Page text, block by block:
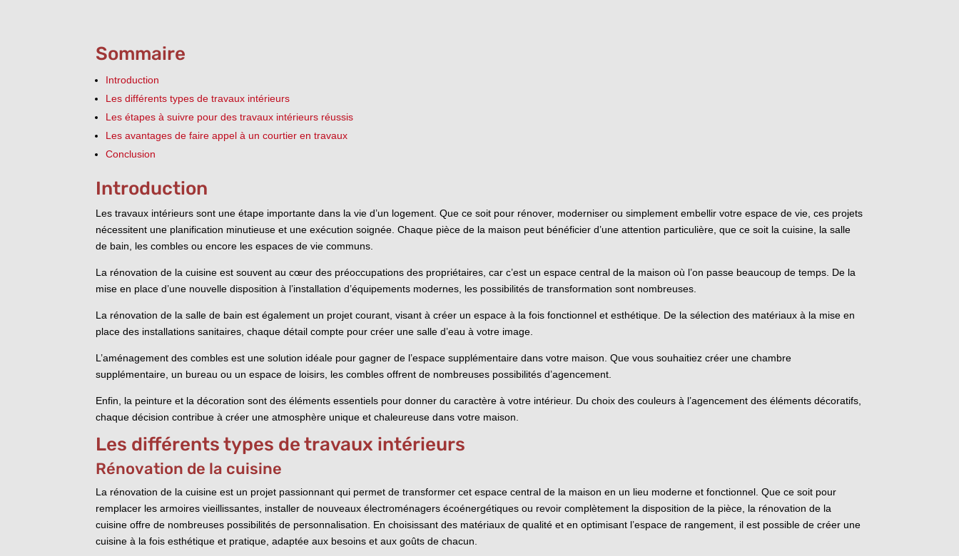
Sommaire
Introduction
Les différents types de travaux intérieurs
Les étapes à suivre pour des travaux intérieurs réussis
Les avantages de faire appel à un courtier en travaux
Conclusion
Introduction
Les travaux intérieurs sont une étape importante dans la vie d’un logement. Que ce soit pour rénover, moderniser ou simplement embellir votre espace de vie, ces projets
nécessitent une planification minutieuse et une exécution soignée. Chaque pièce de la maison peut bénéficier d’une attention particulière, que ce soit la cuisine, la salle
de bain, les combles ou encore les espaces de vie communs.
La rénovation de la cuisine est souvent au cœur des préoccupations des propriétaires, car c’est un espace central de la maison où l’on passe beaucoup de temps. De la
mise en place d’une nouvelle disposition à l’installation d’équipements modernes, les possibilités de transformation sont nombreuses.
La rénovation de la salle de bain est également un projet courant, visant à créer un espace à la fois fonctionnel et esthétique. De la sélection des matériaux à la mise en
place des installations sanitaires, chaque détail compte pour créer une salle d’eau à votre image.
L’aménagement des combles est une solution idéale pour gagner de l’espace supplémentaire dans votre maison. Que vous souhaitiez créer une chambre
supplémentaire, un bureau ou un espace de loisirs, les combles offrent de nombreuses possibilités d’agencement.
Enfin, la peinture et la décoration sont des éléments essentiels pour donner du caractère à votre intérieur. Du choix des couleurs à l’agencement des éléments décoratifs,
chaque décision contribue à créer une atmosphère unique et chaleureuse dans votre maison.
Les différents types de travaux intérieurs
Rénovation de la cuisine
La rénovation de la cuisine est un projet passionnant qui permet de transformer cet espace central de la maison en un lieu moderne et fonctionnel. Que ce soit pour
remplacer les armoires vieillissantes, installer de nouveaux électroménagers écoénergétiques ou revoir complètement la disposition de la pièce, la rénovation de la
cuisine offre de nombreuses possibilités de personnalisation. En choisissant des matériaux de qualité et en optimisant l’espace de rangement, il est possible de créer une
cuisine à la fois esthétique et pratique, adaptée aux besoins et aux goûts de chacun.